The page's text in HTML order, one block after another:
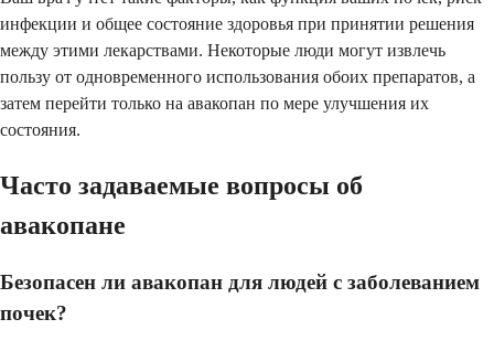
инфекции и общее состояние здоровья при принятии решения
между этими лекарствами. Некоторые люди могут извлечь
пользу от одновременного использования обоих препаратов, а
затем перейти только на авакопан по мере улучшения их
состояния.
Часто задаваемые вопросы об
авакопане
Безопасен ли авакопан для людей с заболеванием
почек?